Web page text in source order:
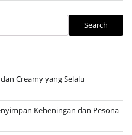
Search
Creamy yang Selalu
Keheningan dan Pesona